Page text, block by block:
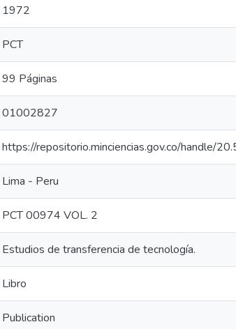
1972
PCT
99 Páginas
01002827
https://repositorio.minciencias.gov.co/handle/
Lima - Peru
PCT 00974 VOL. 2
Estudios de transferencia de tecnología.
Libro
Publication